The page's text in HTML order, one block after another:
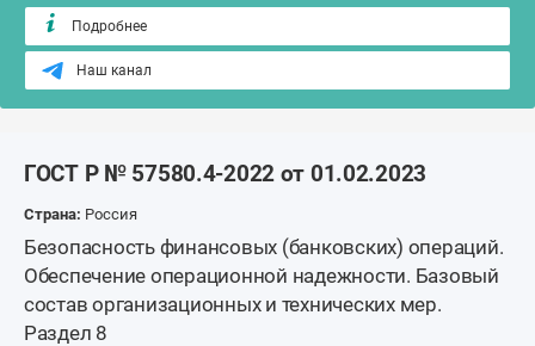
Подробнее
Наш канал
ГОСТ Р № 57580.4-2022 от 01.02.2023
Страна: Россия
Безопасность финансовых (банковских) операций.
Обеспечение операционной надежности. Базовый
состав организационных и технических мер.
Раздел 8